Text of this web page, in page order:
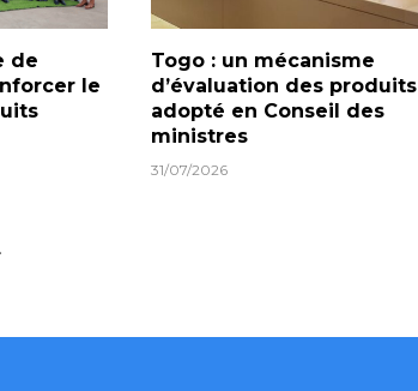
de
le
Togo : un mécanisme
d’évaluation des produits
adopté en Conseil des
ministres
31/07/2026